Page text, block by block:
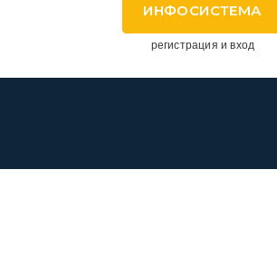
ИНФОСИСТЕМА
регистрация и вход